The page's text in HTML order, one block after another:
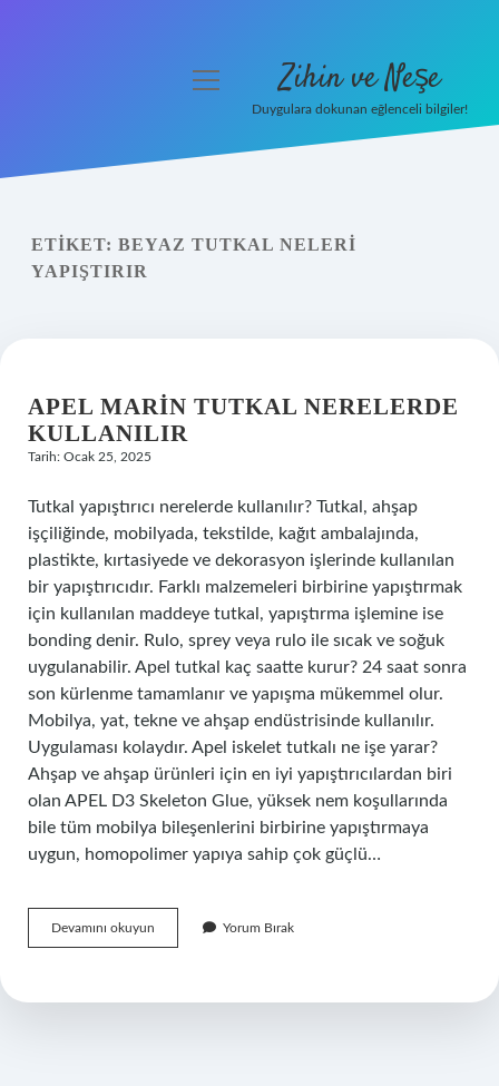
Yasal Uyarı
menüyü
Zihin ve Neşe
Duygulara dokunan eğlenceli bilgiler!
ETIKET: BEYAZ TUTKAL NELERI
YAPIŞTIRIR
APEL MARIN TUTKAL NERELERDE
KULLANILIR
Tarih: Ocak 25, 2025
Tutkal yapıştırıcı nerelerde kullanılır? Tutkal, ahşap
işçiliğinde, mobilyada, tekstilde, kağıt ambalajında,
plastikte, kırtasiyede ve dekorasyon işlerinde kullanılan
bir yapıştırıcıdır. Farklı malzemeleri birbirine yapıştırmak
için kullanılan maddeye tutkal, yapıştırma işlemine ise
bonding denir. Rulo, sprey veya rulo ile sıcak ve soğuk
uygulanabilir. Apel tutkal kaç saatte kurur? 24 saat sonra
son kürlenme tamamlanır ve yapışma mükemmel olur.
Mobilya, yat, tekne ve ahşap endüstrisinde kullanılır.
Uygulaması kolaydır. Apel iskelet tutkalı ne işe yarar?
Ahşap ve ahşap ürünleri için en iyi yapıştırıcılardan biri
olan APEL D3 Skeleton Glue, yüksek nem koşullarında
bile tüm mobilya bileşenlerini birbirine yapıştırmaya
uygun, homopolimer yapıya sahip çok güçlü…
Devamını okuyun
Marin
Kullanılır
Yorum Bırak